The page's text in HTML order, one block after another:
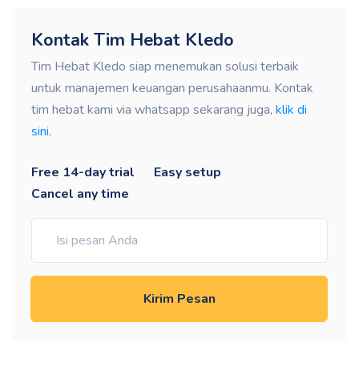
Kontak Tim Hebat Kledo
Tim Hebat Kledo siap menemukan solusi terbaik
untuk manajemen keuangan perusahaanmu. Kontak
tim hebat kami via whatsapp sekarang juga, klik di
sini.
Free 14-day trial
Easy setup
Cancel any time
Kirim Pesan